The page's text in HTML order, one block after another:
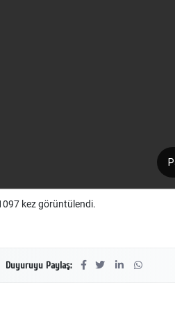
kez görüntülendi.
Duyuruyu Paylaş: